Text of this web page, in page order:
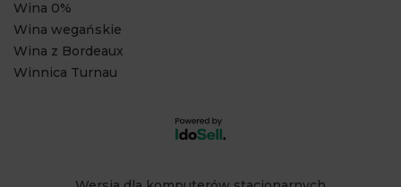
Wina 0%
Wina wegańskie
Wina z Bordeaux
Winnica Turnau